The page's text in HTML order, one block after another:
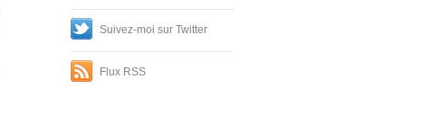
Suivez-moi sur Twitter
Flux RSS